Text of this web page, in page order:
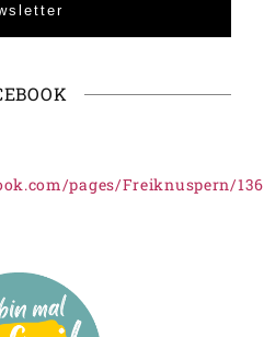
pages/Freiknuspern/